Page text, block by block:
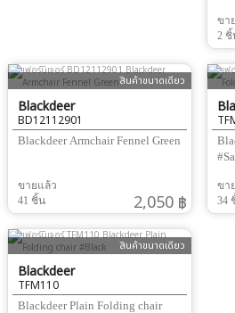
ขา
2 ชิ้
สินค้าขนาดเดียว
Blackdeer
BD12112901
Blackdeer Armchair Fennel Green
ขายแล้ว
41 ชิ้น
2,050 ฿
ขา
34
สินค้าขนาดเดียว
Blackdeer
TFM110
Blackdeer Plain Folding chair